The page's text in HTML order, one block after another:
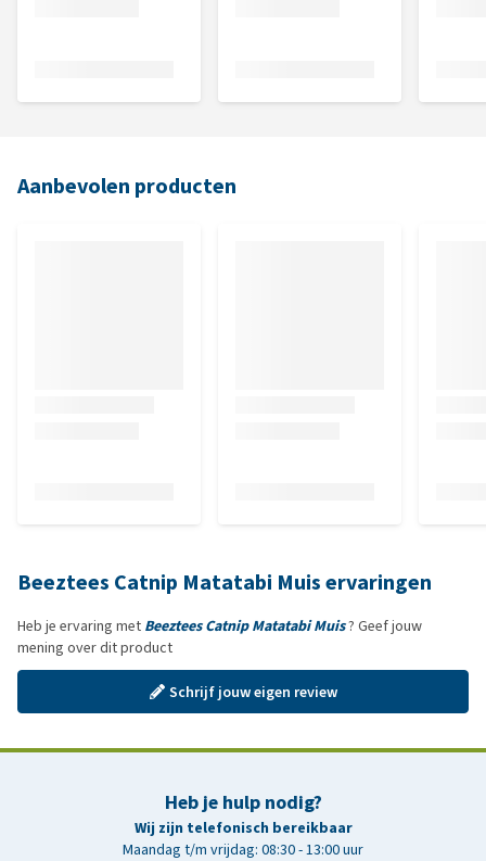
Aanbevolen producten
Beeztees Catnip Matatabi Muis ervaringen
Heb je ervaring met Beeztees Catnip Matatabi Muis? Geef jouw
mening over dit product
Schrijf jouw eigen review
Heb je hulp nodig?
Wij zijn telefonisch bereikbaar
Maandag t/m vrijdag: 08:30 - 13:00 uur